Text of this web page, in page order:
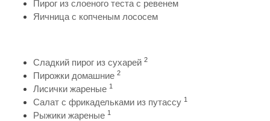
Пирог из слоеного теста с ревенем
Яичница с копченым лососем
Сладкий пирог из сухарей 2
Пирожки домашние 2
Лисички жареные 1
Салат с фрикадельками из путассу 1
Рыжики жареные 1